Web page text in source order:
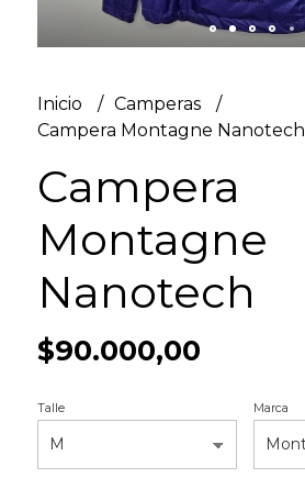
Inicio
Camperas
Campera Montagne Nanotech
Campera
Montagne
Nanotech
$90.000,00
Talle Marca